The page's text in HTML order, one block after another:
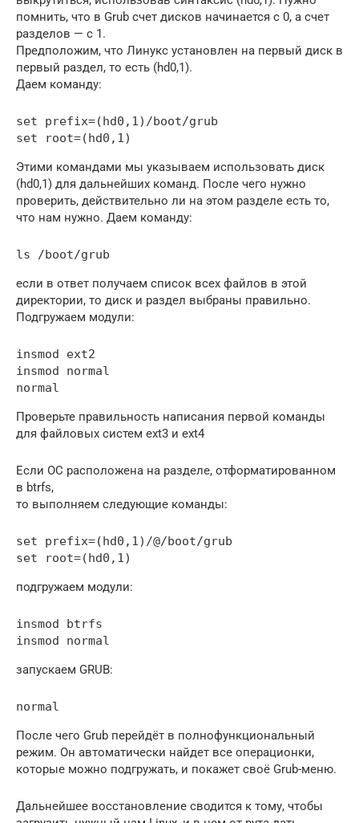
помнить, что в Grub счет дисков начинается с 0, а счет
разделов — с 1.
Предположим, что Линукс установлен на первый диск в
первый раздел, то есть (hd0,1).
Даем команду:
set prefix=(hd0,1)/boot/grub
set root=(hd0,1)
Этими командами мы указываем использовать диск
(hd0,1) для дальнейших команд. После чего нужно
проверить, действительно ли на этом разделе есть то,
что нам нужно. Даем команду:
ls /boot/grub
если в ответ получаем список всех файлов в этой
директории, то диск и раздел выбраны правильно.
Подгружаем модули:
insmod ext2
insmod normal
normal
Проверьте правильность написания первой команды
для файловых систем ext3 и ext4
Если ОС расположена на разделе, отформатированном
в btrfs,
то выполняем следующие команды:
set prefix=(hd0,1)/@/boot/grub
set root=(hd0,1)
подгружаем модули:
insmod btrfs
insmod normal
запускаем GRUB:
normal
После чего Grub перейдёт в полнофункциональный
режим. Он автоматически найдет все операционки,
которые можно подгружать, и покажет своё Grub-меню.
Дальнейшее восстановление сводится к тому, чтобы